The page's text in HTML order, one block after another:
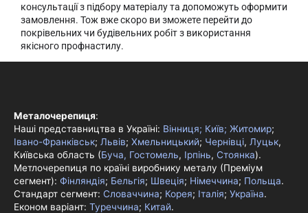
консультації з підбору матеріалу та допоможуть оформити
замовлення. Тож вже скоро ви зможете перейти до
покрівельних чи будівельних робіт з використання
якісного профнастилу.
Металочерепиця:
Наші представництва в Україні: Вінниця; Київ; Житомир;
Івано-Франківськ; Львів; Хмельницький; Чернівці, Луцьк,
Київська область (Буча, Гостомель, Ірпінь, Стоянка).
Метлочерепиця по країні виробнику металу (Преміум
сегмент): Фінляндія; Бельгія; Швеція; Німеччина; Польща.
Стандарт сегмент: Словаччина; Корея; Італія; Україна.
Економ варіант: Туреччина; Китай.